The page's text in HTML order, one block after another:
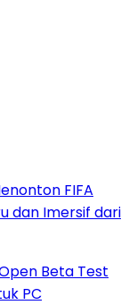
FIFA
dan Imersif dari
Beta Test
PC